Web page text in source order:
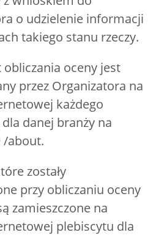
o udzielenie informacji
takiego stanu rzeczy.
obliczania oceny jest
przez Organizatora na
każdego
danej branży na
/about.
zostały
przy obliczaniu oceny
zamieszczone na
plebiscytu dla